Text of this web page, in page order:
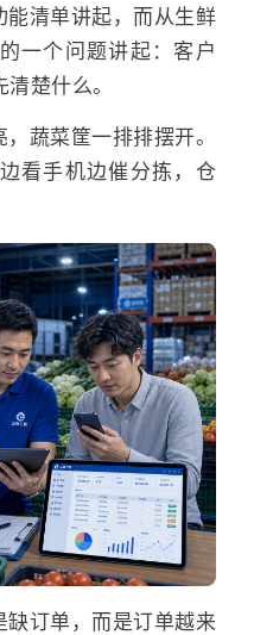
清单讲起，而从生鲜
一个问题讲起：客户
楚什么。
蔬菜筐一排排摆开。
看手机边催分拣，仓
订单，而是订单越来